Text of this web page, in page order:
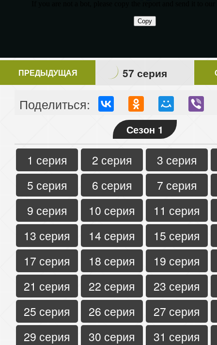
ПРЕДЫДУЩАЯ 57 серия
Поделиться:
Сезон 1
1 серия 2 серия
3 серия
5 серия
6 серия
7 серия
9 серия
10 серия
11 серия
13 серия
14 серия
15 серия
17 серия
18 серия
19 серия
21 серия
22 серия
23 серия
25 серия
26 серия
27 серия
29 серия
30 серия
31 серия